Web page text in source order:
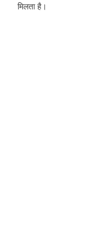
मिलता है।